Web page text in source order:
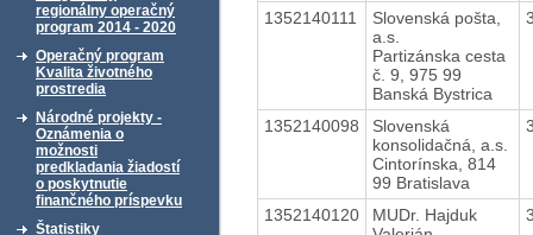
regionálny operačný
program 2014 - 2020
Operačný program
Kvalita životného
prostredia
Národné projekty -
Oznámenia o
možnosti
predkladania žiadostí
o poskytnutie
finančného príspevku
Štatistiky
1352140111
Slovenská pošta,
a.s.
Partizánska cesta
č. 9, 975 99
Banská Bystrica
1352140098
Slovenská
konsolidačná, a.s.
Cintorínska, 814
99 Bratislava
1352140120
MUDr. Hajduk